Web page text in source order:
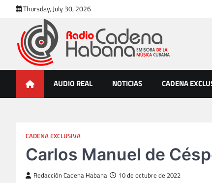
content
Thursday, July 30, 2026
Radio Cadena Habana
AUDIO REAL NOTICIAS CADENA
CADENA EXCLUSIVA
Carlos Manuel de
Redacción Cadena Habana 10 de octubre de 2022